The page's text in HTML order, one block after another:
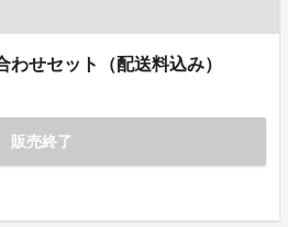
わせセット（配送料込み）
販売終了